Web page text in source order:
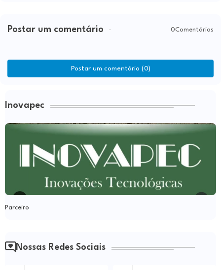
Postar um comentário 0Comentários
Postar um comentário (0)
Inovapec
Parceiro
Nossas Redes Sociais